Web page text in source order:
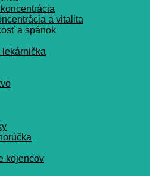
a vitalita
a spánok
lekárnička
kojencov